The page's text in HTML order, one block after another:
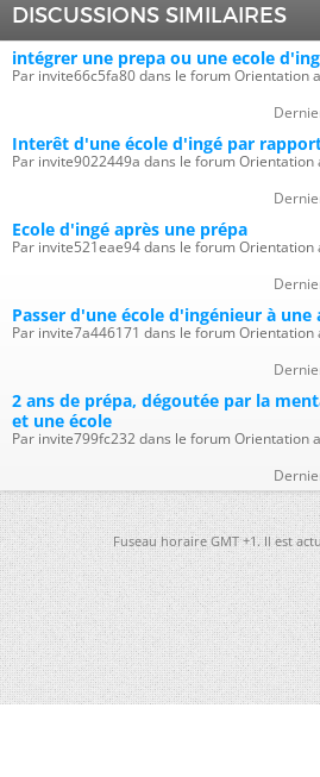
DISCUSSIONS SIMILAIRES
intégrer une prepa ou une ecole
Par invite66c5fa80 dans le forum Orientation
Interêt d'une école d'ingé par
Par invite9022449a dans le forum Orientation
Ecole d'ingé après une prépa
Par invite521eae94 dans le forum Orientation
Passer d'une école d'ingénieur à une
Par invite7a446171 dans le forum Orientation
2 ans de prépa, dégoutée par la
et une école
Par invite799fc232 dans le forum Orientation
Fuseau horaire GMT +1. Il est